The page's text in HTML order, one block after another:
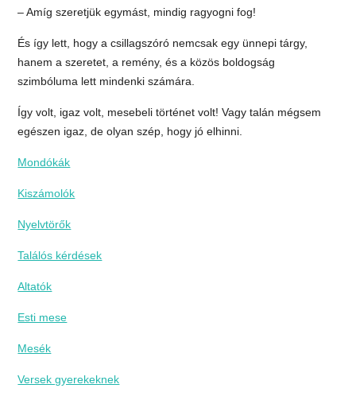
– Amíg szeretjük egymást, mindig ragyogni fog!
És így lett, hogy a csillagszóró nemcsak egy ünnepi tárgy,
hanem a szeretet, a remény, és a közös boldogság
szimbóluma lett mindenki számára.
Így volt, igaz volt, mesebeli történet volt! Vagy talán mégsem
egészen igaz, de olyan szép, hogy jó elhinni.
Mondókák
Kiszámolók
Nyelvtörők
Találós kérdések
Altatók
Esti mese
Mesék
Versek gyerekeknek